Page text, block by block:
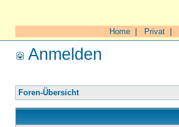
Home Privat
Anmelden
Foren-Übersicht